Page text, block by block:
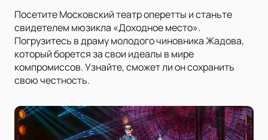
Посетите Московский театр оперетты и станьте
свидетелем мюзикла «Доходное место».
Погрузитесь в драму молодого чиновника Жадова,
который борется за свои идеалы в мире
компромиссов. Узнайте, сможет ли он сохранить
свою честность.